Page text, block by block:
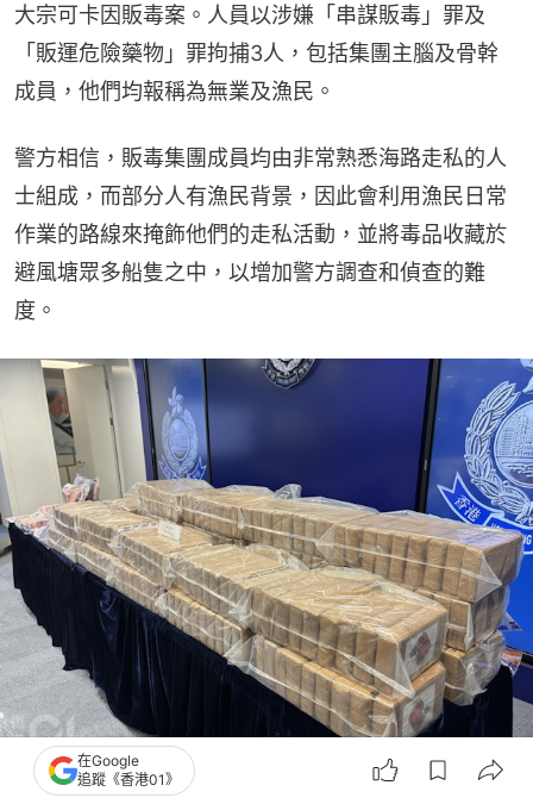
大宗可卡因販毒案。人員以涉嫌「串謀販毒」罪及
「販運危險藥物」罪拘捕3人，包括集團主腦及骨幹
成員，他們均報稱為無業及漁民。
警方相信，販毒集團成員均由非常熟悉海路走私的人
士組成，而部分人有漁民背景，因此會利用漁民日常
作業的路線來掩飾他們的走私活動，並將毒品收藏於
避風塘眾多船隻之中，以增加警方調查和偵查的難
度。
警方搗破一個利用海路走私毒品的販毒集團，揭發集團利用漁船作毒品儲存倉，企
在Google
追蹤《香港01》